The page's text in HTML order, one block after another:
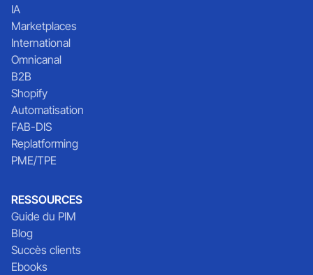
IA
Marketplaces
International
Omnicanal
B2B
Shopify
Automatisation
FAB-DIS
Replatforming
PME/TPE
RESSOURCES
Guide du PIM
Blog
Succès clients
Ebooks